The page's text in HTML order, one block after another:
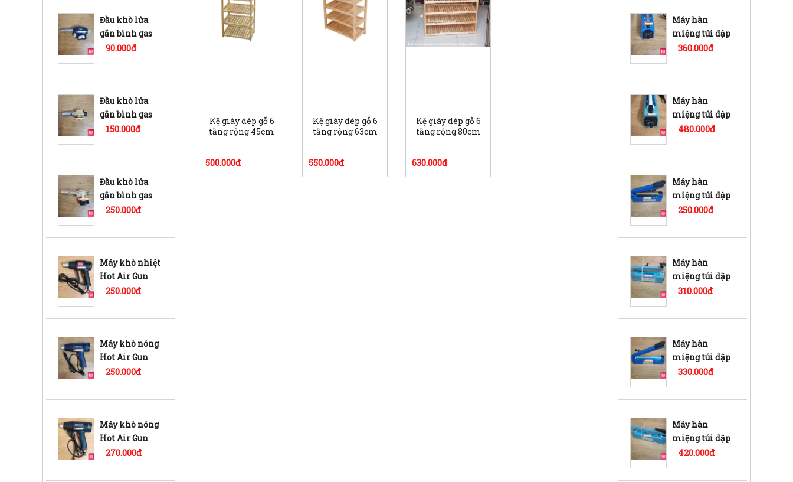
Kệ giày dép gỗ 6
tầng rộng 45cm
500.000đ
Kệ giày dép gỗ 6
tầng rộng 63cm
550.000đ
Kệ giày dép gỗ 6
tầng rộng 80cm
630.000đ
Đầu khò lửa
gắn bình gas
mini bd-02
90.000đ
Đầu khò lửa
gắn bình gas
mini bd-03
150.000đ
Đầu khò lửa
gắn bình gas
mini bd-04
250.000đ
Máy khò nhiệt
Hot Air Gun
OZZIO OZ378
250.000đ
Máy khò nóng
Hot Air Gun
QR-866C
250.000đ
Máy khò nóng
Hot Air Gun
OZ379
270.000đ
Máy hàn
miệng túi dập
tay PFS-300 vỏ
)
360.000đ
Máy hàn
miệng túi dập
tay PFS-300 vỏ
480.000đ
Máy hàn
miệng túi dập
tay PFS-200 vỏ
250.000đ
Máy hàn
miệng túi dập
tay PFS-200 vỏ
310.000đ
Máy hàn
miệng túi dập
tay PFS-300 vỏ
330.000đ
Máy hàn
miệng túi dập
tay PFS-300 vỏ
420.000đ